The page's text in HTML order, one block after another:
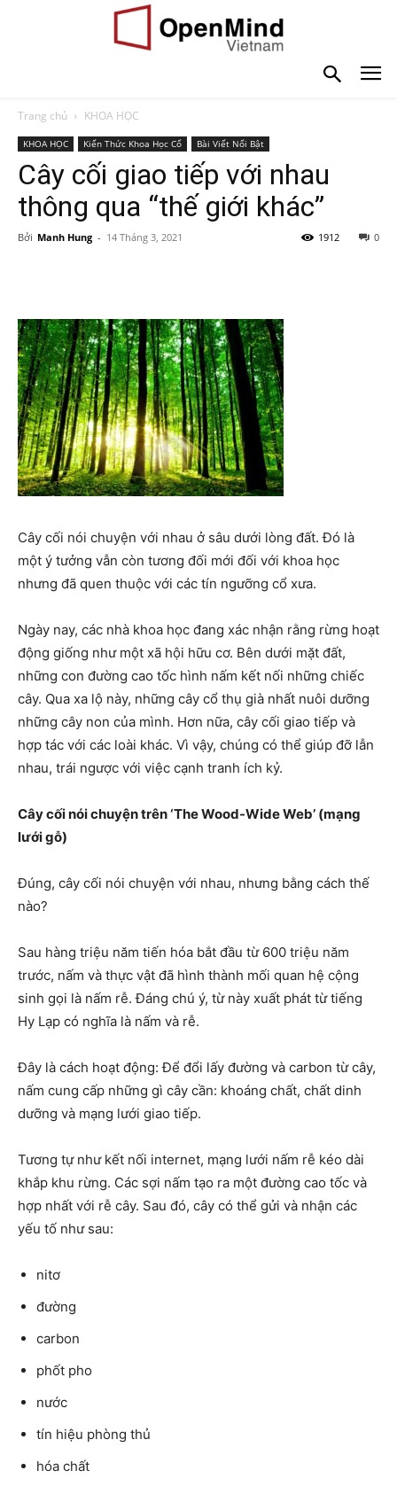
Trang chủ KHOA HỌC
KHOA HỌC Kiến Thức Khoa Học Cổ Bài Viết Nổi Bật
Cây cối giao tiếp với nhau
thông qua “thế giới khác”
Bởi Manh Hung - 14 Tháng 3, 2021 0
1912
Cây cối nói chuyện với nhau ở sâu dưới lòng đất. Đó là
một ý tưởng vẫn còn tương đối mới đối với khoa học
nhưng đã quen thuộc với các tín ngưỡng cổ xưa.
Ngày nay, các nhà khoa học đang xác nhận rằng rừng hoạt
động giống như một xã hội hữu cơ. Bên dưới mặt đất,
những con đường cao tốc hình nấm kết nối những chiếc
cây. Qua xa lộ này, những cây cổ thụ già nhất nuôi dưỡng
những cây non của mình. Hơn nữa, cây cối giao tiếp và
hợp tác với các loài khác. Vì vậy, chúng có thể giúp đỡ lẫn
nhau, trái ngược với việc cạnh tranh ích kỷ.
Cây cối nói chuyện trên ‘The Wood-Wide Web’ (mạng
lưới gỗ)
Đúng, cây cối nói chuyện với nhau, nhưng bằng cách thế
nào?
Sau hàng triệu năm tiến hóa bắt đầu từ 600 triệu năm
trước, nấm và thực vật đã hình thành mối quan hệ cộng
sinh gọi là nấm rễ. Đáng chú ý, từ này xuất phát từ tiếng
Hy Lạp có nghĩa là nấm và rễ.
Đây là cách hoạt động: Để đổi lấy đường và carbon từ cây,
nấm cung cấp những gì cây cần: khoáng chất, chất dinh
dưỡng và mạng lưới giao tiếp.
Tương tự như kết nối internet, mạng lưới nấm rễ kéo dài
khắp khu rừng. Các sợi nấm tạo ra một đường cao tốc và
hợp nhất với rễ cây. Sau đó, cây có thể gửi và nhận các
yếu tố như sau:
nitơ
đường
carbon
phốt pho
nước
tín hiệu phòng thủ
hóa chất